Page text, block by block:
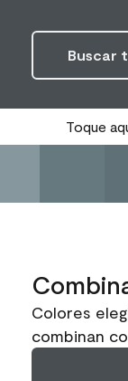
Buscar
Toque
Colores
combinan